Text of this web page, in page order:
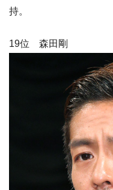
持。
19位 森田剛